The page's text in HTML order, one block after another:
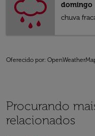
domingo
chuva
Oferecido por:
Procurando
relacionados